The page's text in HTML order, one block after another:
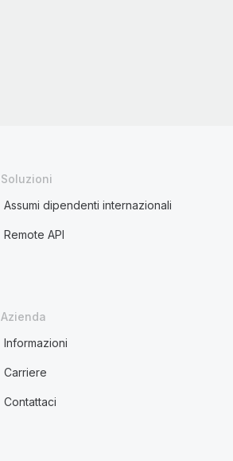
Soluzioni
Assumi dipendenti internazionali
Remote API
Azienda
Informazioni
Carriere
Contattaci